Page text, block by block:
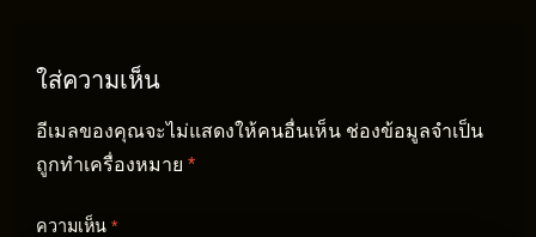
ใส่ความเห็น
อีเมลของคุณจะไม่แสดงให้คนอื่นเห็น ช่องข้อมูลจำเป็น
ถูกทำเครื่องหมาย *
ความเห็น *